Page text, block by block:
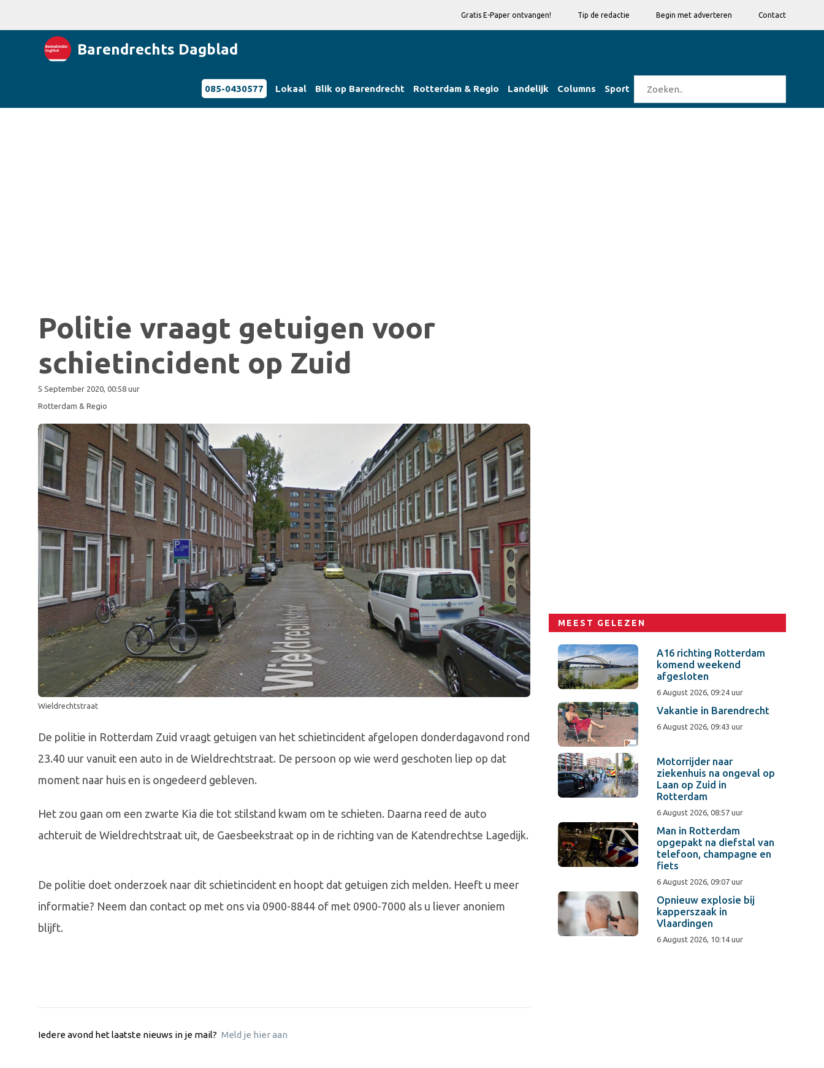
Gratis E-Paper ontvangen! Tip de redactie Begin met adverteren Contact
Barendrechts Dagblad
085-0430577 Lokaal Blik op Barendrecht Rotterdam & Regio Landelijk Columns Sport
Politie vraagt getuigen voor
schietincident op Zuid
5 September 2020, 00:58 uur
Rotterdam & Regio
Wieldrechtstraat
De politie in Rotterdam Zuid vraagt getuigen van het schietincident afgelopen donderdagavond rond
23.40 uur vanuit een auto in de Wieldrechtstraat. De persoon op wie werd geschoten liep op dat
moment naar huis en is ongedeerd gebleven.
Het zou gaan om een zwarte Kia die tot stilstand kwam om te schieten. Daarna reed de auto
achteruit de Wieldrechtstraat uit, de Gaesbeekstraat op in de richting van de Katendrechtse Lagedijk.
De politie doet onderzoek naar dit schietincident en hoopt dat getuigen zich melden. Heeft u meer
informatie? Neem dan contact op met ons via 0900-8844 of met 0900-7000 als u liever anoniem
blijft.
Iedere avond het laatste nieuws in je mail? Meld je hier aan
MEEST GELEZEN
A16 richting Rotterdam
komend weekend
afgesloten
6 August 2026, 09:24 uur
Vakantie in Barendrecht
6 August 2026, 09:43 uur
Motorrijder naar
ziekenhuis na ongeval op
Laan op Zuid in
Rotterdam
6 August 2026, 08:57 uur
Man in Rotterdam
opgepakt na diefstal van
telefoon, champagne en
fiets
6 August 2026, 09:07 uur
Opnieuw explosie bij
kapperszaak in
Vlaardingen
6 August 2026, 10:14 uur